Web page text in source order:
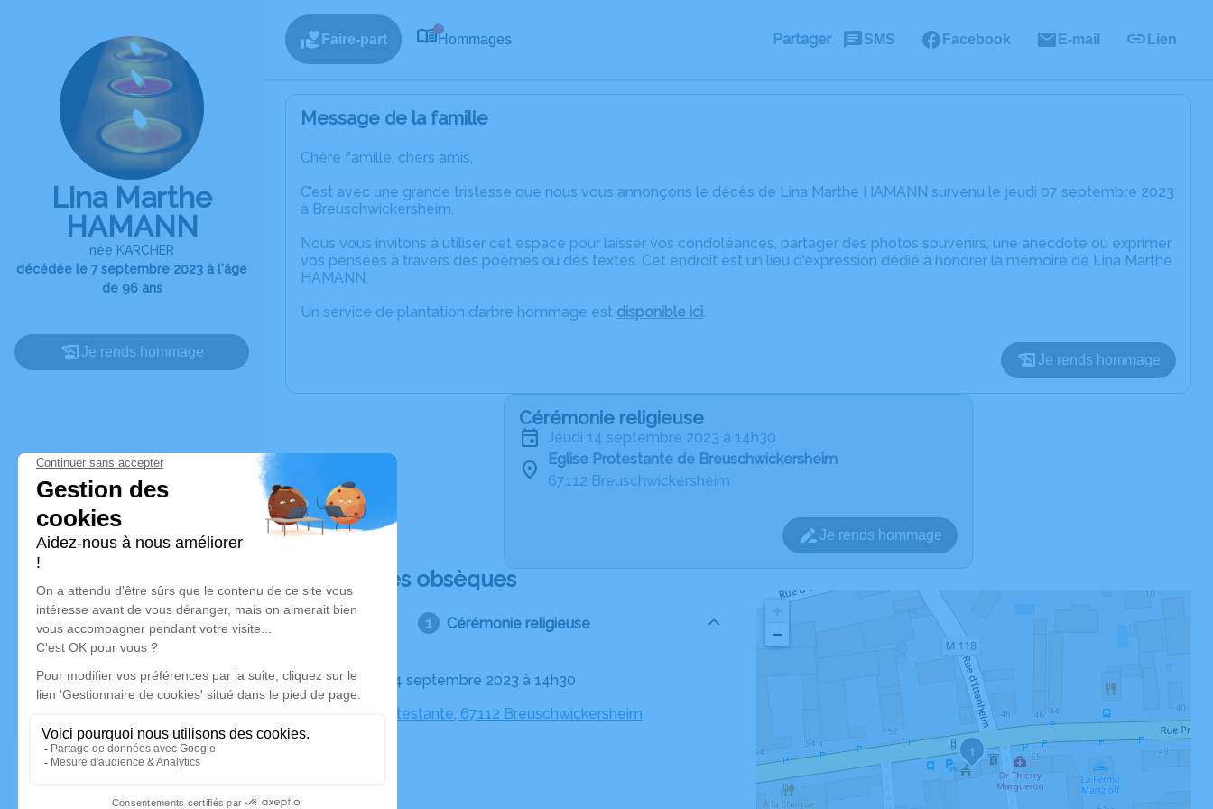
Lina Marthe
HAMANN
née KARCHER
décédée le 7 septembre 2023 à l'âge
de 96 ans
Je rends hommage
Faire-part Hommages Partager SMS Facebook E-mail Lien
Message de la famille
Chère famille, chers amis,
C’est avec une grande tristesse que nous vous annonçons le décès de Lina Marthe HAMANN survenu le jeudi 07 septembre 2023
à Breuschwickersheim.
Nous vous invitons à utiliser cet espace pour laisser vos condoléances, partager des photos souvenirs, une anecdote ou exprimer
vos pensées à travers des poèmes ou des textes. Cet endroit est un lieu d'expression dédié à honorer la mémoire de Lina Marthe
HAMANN.
Un service de plantation d’arbre hommage est disponible ici.
Je rends hommage
Cérémonie religieuse
jeudi 14 septembre 2023 à 14h30
Eglise Protestante de Breuschwickersheim
67112 Breuschwickersheim
Je rends hommage
Déroulé des obsèques
Cérémonie religieuse
Le jeudi 14 septembre 2023 à 14h30
Eglise Protestante, 67112 Breuschwickersheim
1
−